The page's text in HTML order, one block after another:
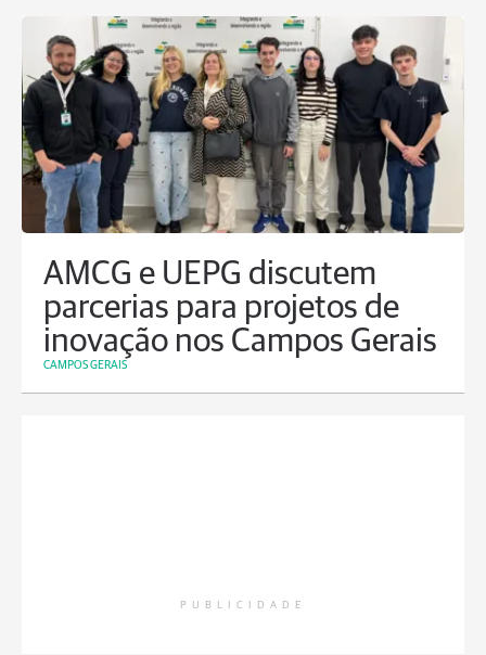
AMCG e UEPG discutem
parcerias para projetos de
inovação nos Campos Gerais
CAMPOS GERAIS
PUBLICIDADE